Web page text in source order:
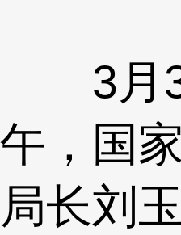
3月3
午，国
局长刘